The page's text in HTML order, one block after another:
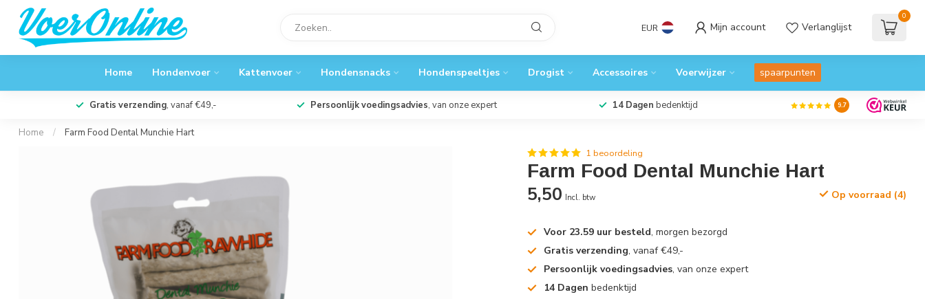
EUR Mijn account Verlanglijst
0
Home Hondenvoer Kattenvoer Hondensnacks Hondenspeeltjes Drogist Accessoires Voerwijzer spaarpunten
Gratis verzending, vanaf €49,- Persoonlijk voedingsadvies, van onze expert 14 Dagen bedenktijd 9.7
Home / Farm Food Dental Munchie Hart
1 beoordeling
Farm Food Dental Munchie Hart
5,50 Incl. btw Op voorraad (4)
Voor 23.59 uur besteld, morgen bezorgd
Gratis verzending, vanaf €49,-
Persoonlijk voedingsadvies, van onze expert
14 Dagen bedenktijd